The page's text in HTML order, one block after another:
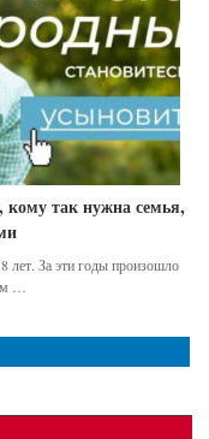
кому так нужна семья,
лет. За эти годы произошло
…